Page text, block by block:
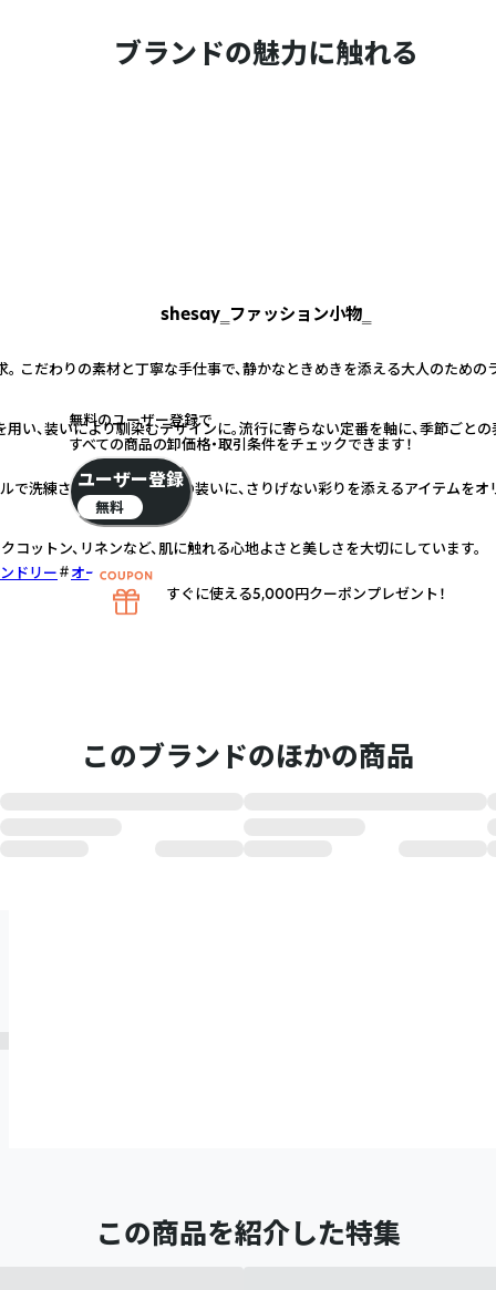
ブランドの魅力に触れる
shesay‗ファッション小物‗
こだわりの素材と丁寧な手仕事で、静かなときめきを添える大人のための
い、装いにより馴染むデザインに。流行に寄らない定番を軸に、季節ごとの
で洗練された佇まい。日常の装いに、さりげない彩りを添えるアイテムをオ
コットン、リネンなど、肌に触れる心地よさと美しさを大切にしています。
ドリー
オーガニック
このブランドのほかの商品
この商品を紹介した特集
無料のユーザー登録で
すべての商品の卸価格・取引条件をチェックできます！
ユーザー登録
無料
すぐに使える5,000円クーポンプレゼント！